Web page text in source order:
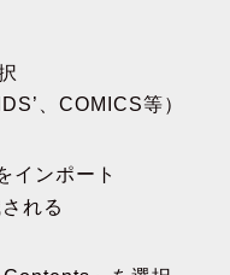
、COMICS等）
インポート
れる